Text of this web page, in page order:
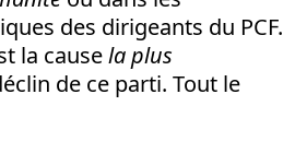
des dirigeants du PCF.
la causela plus
de ce parti. Tout le